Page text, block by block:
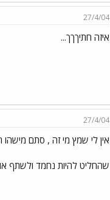
27/4/04
איזה חתיךךך...
27/4/04
אין לי שמץ מי זה , סתם מישהו
שהחליט להיות נחמד ולשתף